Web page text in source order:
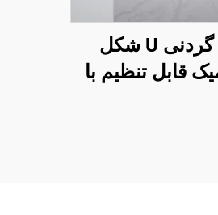
بالش گردنی U شکل
قابل تنظیم با